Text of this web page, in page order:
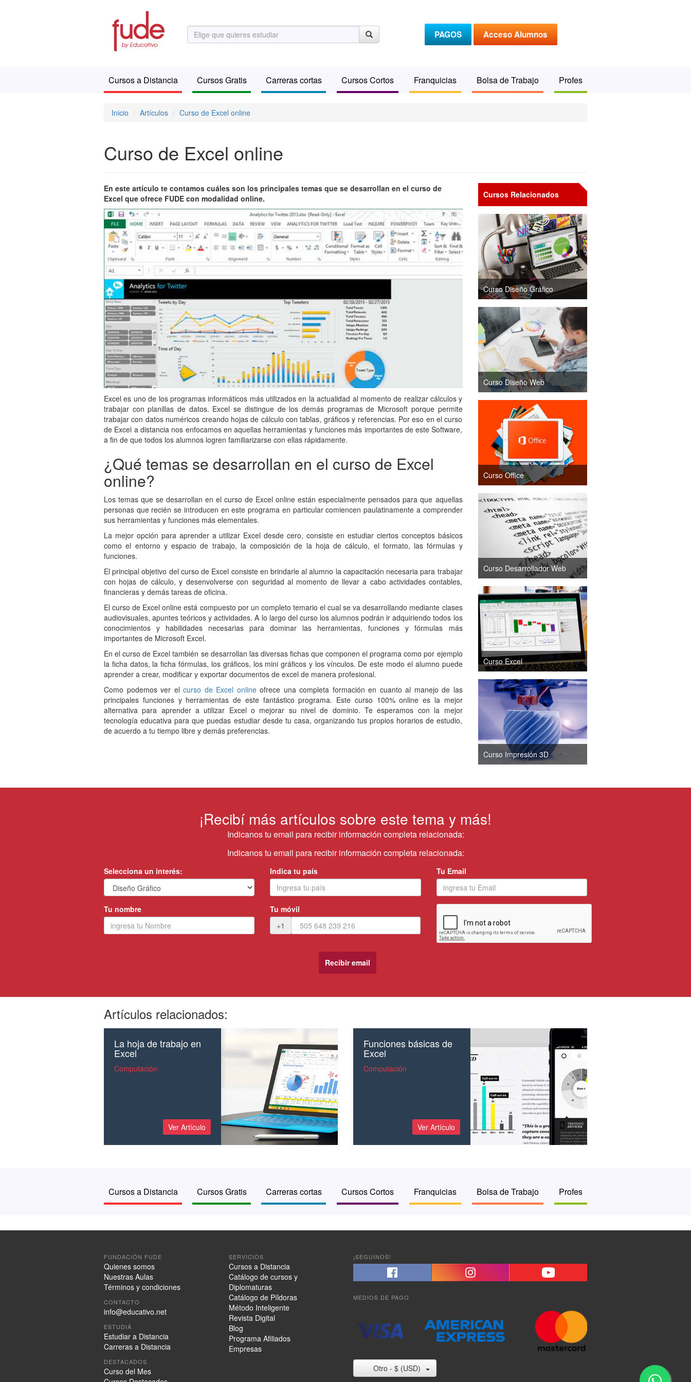
PAGOS Acceso Alumnos
Cursos a Distancia Cursos Gratis Carreras cortas Cursos Cortos Franquicias Bolsa de Trabajo Profes
Inicio Artículos Curso de Excel online
Curso de Excel online
En este artículo te contamos cuáles son los principales temas que se desarrollan en el curso de
Excel que ofrece FUDE con modalidad online.
Excel es uno de los programas informáticos más utilizados en la actualidad al momento de realizar cálculos y
trabajar con planillas de datos. Excel se distingue de los demás programas de Microsoft porque permite
trabajar con datos numéricos creando hojas de cálculo con tablas, gráficos y referencias. Por eso en el curso
de Excel a distancia nos enfocamos en aquellas herramientas y funciones más importantes de este Software,
a fin de que todos los alumnos logren familiarizarse con ellas rápidamente.
¿Qué temas se desarrollan en el curso de Excel
online?
Los temas que se desarrollan en el curso de Excel online están especialmente pensados para que aquellas
personas que recién se introducen en este programa en particular comiencen paulatinamente a comprender
sus herramientas y funciones más elementales.
La mejor opción para aprender a utilizar Excel desde cero, consiste en estudiar ciertos conceptos básicos
como el entorno y espacio de trabajo, la composición de la hoja de cálculo, el formato, las fórmulas y
funciones.
El principal objetivo del curso de Excel consiste en brindarle al alumno la capacitación necesaria para trabajar
con hojas de cálculo, y desenvolverse con seguridad al momento de llevar a cabo actividades contables,
financieras y demás tareas de oficina.
El curso de Excel online está compuesto por un completo temario el cual se va desarrollando mediante clases
audiovisuales, apuntes teóricos y actividades. A lo largo del curso los alumnos podrán ir adquiriendo todos los
conocimientos y habilidades necesarias para dominar las herramientas, funciones y fórmulas más
importantes de Microsoft Excel.
En el curso de Excel también se desarrollan las diversas fichas que componen el programa como por ejemplo
la ficha datos, la ficha fórmulas, los gráficos, los mini gráficos y los vínculos. De este modo el alumno puede
aprender a crear, modificar y exportar documentos de excel de manera profesional.
Como podemos ver el curso de Excel onlineofrece una completa formación en cuanto al manejo de las
principales funciones y herramientas de este fantástico programa. Este curso 100% online es la mejor
alternativa para aprender a utilizar Excel o mejorar su nivel de dominio. Te esperamos con la mejor
tecnología educativa para que puedas estudiar desde tu casa, organizando tus propios horarios de estudio,
de acuerdo a tu tiempo libre y demás preferencias.
Cursos Relacionados
Curso Diseño Gráfico
Curso Diseño Web
Curso Office
Curso Desarrollador Web
Curso Excel
Curso Impresión 3D
¡Recibí más artículos sobre este tema y más!
Indicanos tu email para recibir información completa relacionada:
Indicanos tu email para recibir información completa relacionada:
Selecciona un interés: Indica tu país Tu Email
Tu nombre
Tu móvil
+1
Artículos relacionados:
La hoja de trabajo en
Excel
Computación
Ver Artículo
Funciones básicas de
Excel
Computación
Ver Artículo
Cursos a Distancia Cursos Gratis Carreras cortas Cursos Cortos Franquicias Bolsa de Trabajo Profes
FUNDACIÓN FUDE
Quienes somos
Nuestras Aulas
Términos y condiciones
CONTACTO
info@educativo.net
ESTUDIÁ
Estudiar a Distancia
Carreras a Distancia
DESTACADOS
Curso del Mes
SERVICIOS
Cursos a Distancia
Catálogo de cursos y
Diplomaturas
Catálogo de Píldoras
Método Inteligente
Revista Digital
Blog
Programa Afiliados
Empresas
¡SEGUINOS!
MEDIOS DE PAGO
Otro - $ (USD)